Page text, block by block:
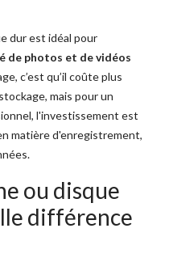
dur est idéal pour
de photos et de vidéos
c’est qu’il coûte plus
mais pour un
l'investissement est
matière d'enregistrement,
ou disque
différence